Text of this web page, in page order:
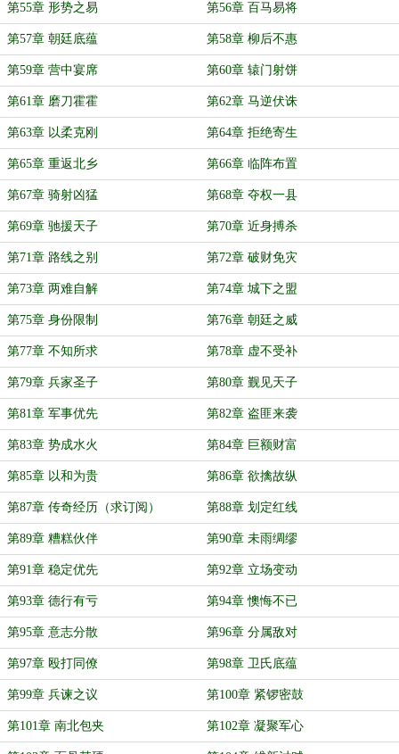
第55章 形势之易 第56章 百马易将
第57章 朝廷底蕴 第58章 柳后不惠
第59章 营中宴席 第60章 辕门射饼
第61章 磨刀霍霍 第62章 马逆伏诛
第63章 以柔克刚 第64章 拒绝寄生
第65章 重返北乡 第66章 临阵布置
第67章 骑射凶猛 第68章 夺权一县
第69章 驰援天子 第70章 近身搏杀
第71章 路线之别 第72章 破财免灾
第73章 两难自解 第74章 城下之盟
第75章 身份限制 第76章 朝廷之威
第77章 不知所求 第78章 虚不受补
第79章 兵家圣子 第80章 觐见天子
第81章 军事优先 第82章 盗匪来袭
第83章 势成水火 第84章 巨额财富
第85章 以和为贵 第86章 欲擒故纵
第87章 传奇经历（求订阅） 第88章 划定红线
第89章 糟糕伙伴 第90章 未雨绸缪
第91章 稳定优先 第92章 立场变动
第93章 德行有亏 第94章 懊悔不已
第95章 意志分散 第96章 分属敌对
第97章 殴打同僚 第98章 卫氏底蕴
第99章 兵谏之议 第100章 紧锣密鼓
第101章 南北包夹 第102章 凝聚军心